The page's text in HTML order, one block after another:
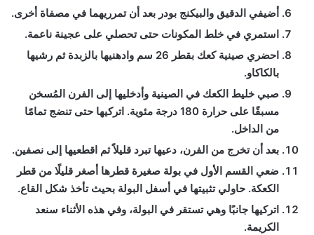
أضيفي الدقيق والبيكنج بودر بعد أن تمرريهما في مصفاة أخرى.
استمري في خلط المكونات حتى تحصلي على عجينة ناعمة.
احضري صينية كعك بقطر 26 سم وادهنيها بالزبدة ثم رشيها
بالكاكاو.
صبي خليط الكعك في الصينية وأدخليها إلى الفرن المُسخن
مسبقًا على حرارة 180 درجة مئوية. اتركيها حتى تنضج تمامًا
من الداخل.
بعد أن تخرج من الفرن، دعيها تبرد قليلاً ثم اقطعيها إلى نصفين.
ضعي القسم الأول في بولة صغيرة قطرها أصغر قليلًا من قطر
الكعكة. حاولي تثبيتها في أسفل البولة بحيث تأخذ شكل القاع.
اتركيها جانبًا وهي تستقر في البولة، وفي هذه الأثناء سنعد
الكريمة.